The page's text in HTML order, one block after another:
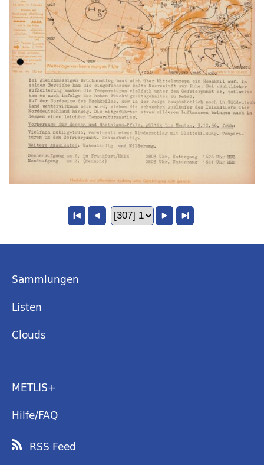
Sammlungen
Listen
Clouds
METLIS+
Hilfe/FAQ
RSS Feed